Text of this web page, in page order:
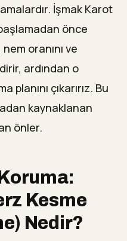
İşmak Karot
önce
oranını ve
ardından o
çıkarırız. Bu
kaynaklanan
önler.
Kesme
Nedir?